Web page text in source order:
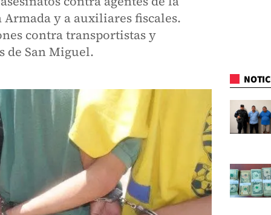
y a auxiliares fiscales.
contra transportistas y
de San Miguel.